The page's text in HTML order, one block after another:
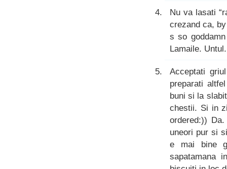
Nu va lasati
crezand ca,
s so
Lamaile. Untul.
Acceptati
preparati
buni si la
chestii. Si in
ordered:))
uneori pur si
e mai bine
sapatamana